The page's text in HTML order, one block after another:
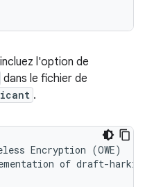
l'option de
dans le fichier de
.
Encryption (OWE)
of draft-